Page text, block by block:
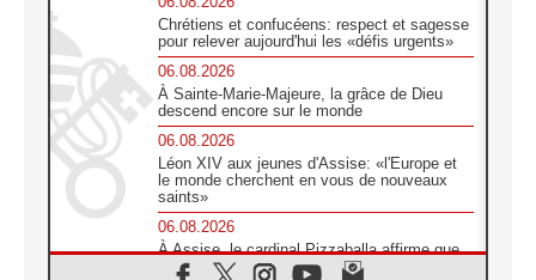
Chrétiens et confucéens: respect et sagesse
pour relever aujourd'hui les «défis urgents»
06.08.2026
À Sainte-Marie-Majeure, la grâce de Dieu
descend encore sur le monde
06.08.2026
Léon XIV aux jeunes d'Assise: «l'Europe et
le monde cherchent en vous de nouveaux
saints»
06.08.2026
À Assise, le cardinal Pizzaballa affirme que
«les chrétiens veulent la paix»